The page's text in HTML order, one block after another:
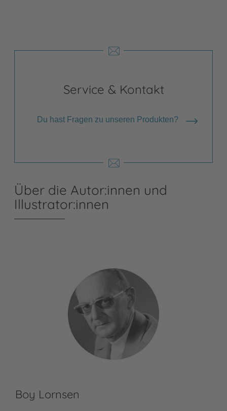
Service & Kontakt
Du hast Fragen zu unseren Produkten?
Über die Autor:innen und
Illustrator:innen
Boy Lornsen